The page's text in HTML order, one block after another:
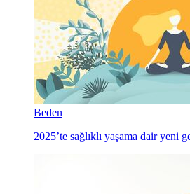
Beden
2025’te sağlıklı yaşama dair yeni